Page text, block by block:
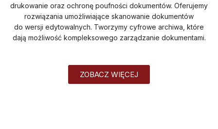
drukowanie oraz ochronę poufności dokumentów. Oferujemy
rozwiązania umożliwiające skanowanie dokumentów
do wersji edytowalnych. Tworzymy cyfrowe archiwa, które
dają możliwość kompleksowego zarządzanie dokumentami.
ZOBACZ WIĘCEJ